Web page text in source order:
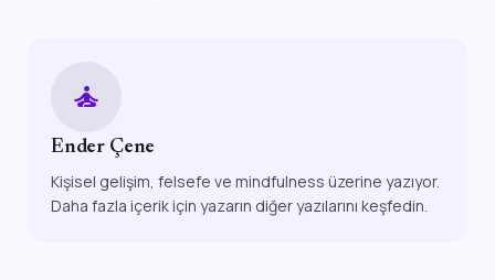
self_improvement
Ender Çene
Kişisel gelişim, felsefe ve mindfulness üzerine yazıyor.
Daha fazla içerik için yazarın diğer yazılarını keşfedin.